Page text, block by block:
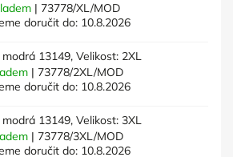
| 73778/XL/MOD
doručit do: 10.8.2026
13149, Velikost: 2XL
| 73778/2XL/MOD
doručit do: 10.8.2026
13149, Velikost: 3XL
| 73778/3XL/MOD
doručit do: 10.8.2026